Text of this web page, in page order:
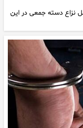
از دستگیری ۲ نفر از عوامل نزاع دسته جمعی در این